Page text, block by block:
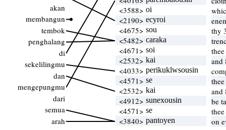
akan
membangun
tembok
penghalang
di
sekelilingmu
dan
mengepungmu
dari
semua
arah
<3588> oi
<2190> ecyroi
<4675> sou
thy
<5482> caraka
<4671> soi
<2532> kai
and
<4033> perikuklwsousin
<4571> se
<2532> kai
and
<4912> sunexousin
be
<4571> se
<3840> pantoyen on